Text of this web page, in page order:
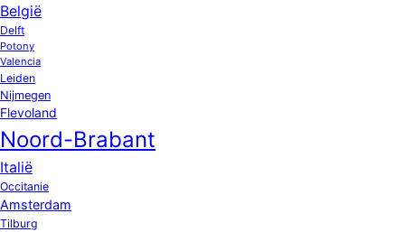
België
Delft
Potony
Valencia
Leiden
Nijmegen
Flevoland
Noord-Brabant
Italië
Occitanie
Amsterdam
Tilburg